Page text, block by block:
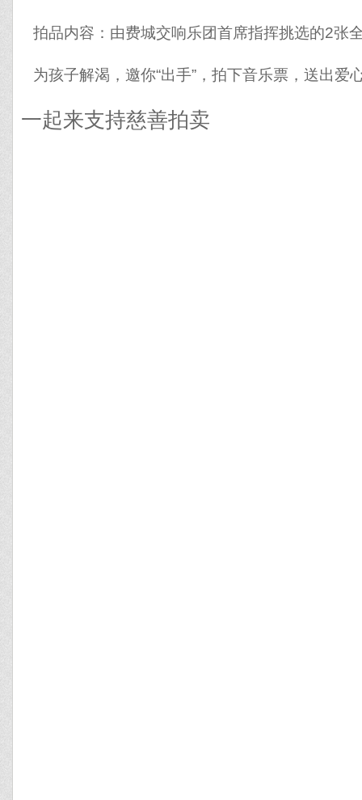
拍品内容：由费城交响乐团首席指挥挑选的2张
为孩子解渴，邀你“出手”，拍下音乐票，送出爱
一起来支持慈善拍卖